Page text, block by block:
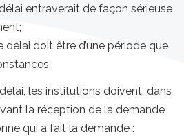
entraverait de façon sérieuse
doit être d’une période que
les institutions doivent, dans
la réception de la demande
qui a fait la demande :